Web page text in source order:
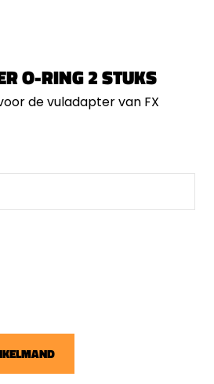
O-RING 2 STUKS
de vuladapter van FX